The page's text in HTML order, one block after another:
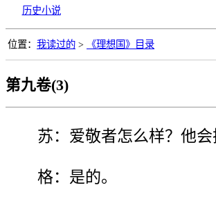
历史小说
位置： 我读过的 > 《理想国》目录
第九卷(3)
苏：爱敬者怎么样？他
格：是的。